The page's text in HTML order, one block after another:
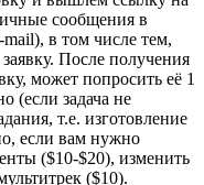
сообщения в
в том числе тем,
После получения
может попросить её 1
(если задача не
т.е. изготовление
если вам нужно
($10-$20), изменить
($10).